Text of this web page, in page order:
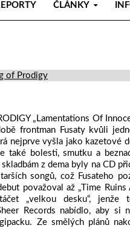
ČLÁNKY
of Prodigy
„Lamentations Of
frontman Fusaty kvůli
nejprve vyšla jako kazetové
také bolesti, smutku a
z dema byly na CD
songů, což Fusateho
považoval až „Time Ruins
„velkou desku“, jenže
Records nabídlo, aby si
Ze smělých plánů